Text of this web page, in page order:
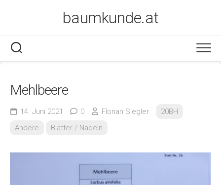
baumkunde.at
Mehlbeere
14. Juni 2021 0 Florian Siegler
20BH
Andere
Blätter / Nadeln